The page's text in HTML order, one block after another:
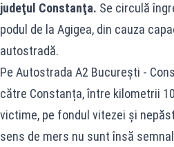
judeţul Constanţa. Se circulă
podul de la Agigea, din cauza
autostradă.
Pe Autostrada A2 București -
către Constanța, între kilometrii
victime, pe fondul vitezei şi
sens de mers nu sunt însă